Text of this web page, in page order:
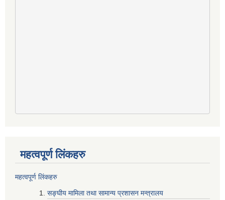
महत्वपूर्ण लिंकहरु
महत्वपूर्ण लिंकहरु
सङ्घीय मामिला तथा सामान्य प्रशासन मन्त्रालय